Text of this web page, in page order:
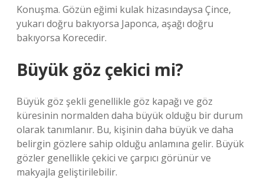
Konuşma. Gözün eğimi kulak hizasındaysa Çince,
yukarı doğru bakıyorsa Japonca, aşağı doğru
bakıyorsa Korecedir.
Büyük göz çekici mi?
Büyük göz şekli genellikle göz kapağı ve göz
küresinin normalden daha büyük olduğu bir durum
olarak tanımlanır. Bu, kişinin daha büyük ve daha
belirgin gözlere sahip olduğu anlamına gelir. Büyük
gözler genellikle çekici ve çarpıcı görünür ve
makyajla geliştirilebilir.